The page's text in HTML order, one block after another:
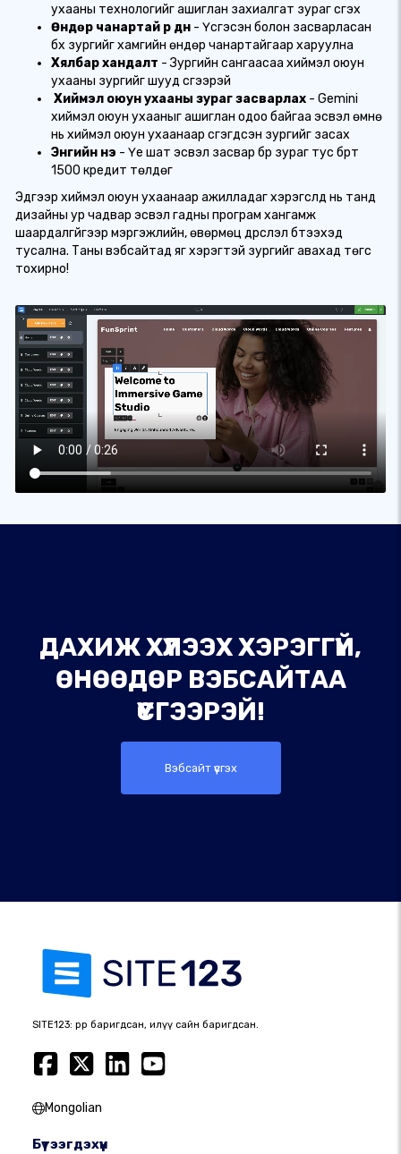
ухааны технологийг ашиглан захиалгат зураг үүсгэх
Өндөр чанартай үр дүн - Үүсгэсэн болон засварласан
бүх зургийг хамгийн өндөр чанартайгаар харуулна
Хялбар хандалт - Зургийн сангаасаа хиймэл оюун
ухааны зургийг шууд үүсгээрэй
Хиймэл оюун ухааны зураг засварлах - Gemini
хиймэл оюун ухааныг ашиглан одоо байгаа эсвэл өмнө
нь хиймэл оюун ухаанаар үүсгэгдсэн зургийг засах
Энгийн үнэ - Үе шат эсвэл засвар бүр зураг тус бүрт
1500 кредит төлдөг
Эдгээр хиймэл оюун ухаанаар ажилладаг хэрэгслүүд нь танд
дизайны ур чадвар эсвэл гадны програм хангамж
шаардалгүйгээр мэргэжлийн, өвөрмөц дүрслэл бүтээхэд
тусална. Таны вэбсайтад яг хэрэгтэй зургийг авахад төгс
тохирно!
ДАХИЖ ХҮЛЭЭХ ХЭРЭГГҮЙ,
ӨНӨӨДӨР ВЭБСАЙТАА
ҮҮСГЭЭРЭЙ!
Вэбсайт үүсгэх
SITE123: өөрөөр баригдсан, илүү сайн баригдсан.
Mongolian
Бүтээгдэхүүн